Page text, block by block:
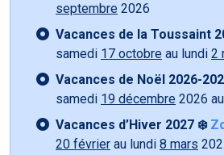
septembre 2026
Vacances de la Toussaint
samedi 17 octobre au lundi 2
Vacances de Noël 2026-
samedi 19 décembre 2026
Vacances d’Hiver 2027 ❄️
20 février au lundi 8 mars